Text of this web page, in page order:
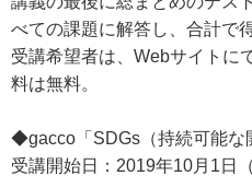
べての課題に解答し、合計で
受講希望者は、Webサイトに
料は無料。
◆gacco「SDGs（持続可能な
受講開始日：2019年10月1日（